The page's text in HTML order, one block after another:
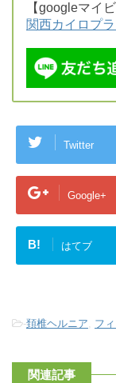
【googleマイ
関西カイロプ
Twitter
Google+
B! はてブ
-頚椎ヘルニア, フ
関連記事